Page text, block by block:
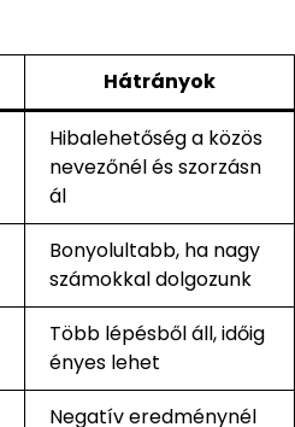
Hátrányok
Hibalehetőség a közös
nevezőnél és szorzásn
ál
Bonyolultabb, ha nagy
számokkal dolgozunk
Több lépésből áll, időig
ényes lehet
Negatív eredménynél